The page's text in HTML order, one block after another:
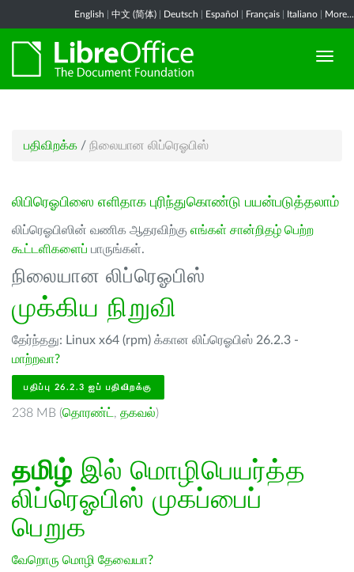
English 中文 (简体) Deutsch Español Français Italiano More...
பதிவிறக்க / நிலையான லிப்ரெஓபிஸ்
லிபிரெஓபிஸை எளிதாக புரிந்துகொண்டு பயன்படுத்தலாம்
லிப்ரெஓபிஸின் வணிக ஆதரவிற்கு எங்கள் சான்றிதழ் பெற்ற
கூட்டளிகளைப் பாருங்கள்.
நிலையான லிப்ரெஓபிஸ்
முக்கிய நிறுவி
தேர்ந்தது: Linux x64 (rpm) க்கான லிப்ரெஓபிஸ் 26.2.3 -
மாற்றவா?
பதிப்பு 26.2.3 ஐப் பதிவிறக்கு
238 MB (தொரண்ட் , தகவல்)
தமிழ் இல் மொழிபெயர்த்த
லிப்ரெஓபிஸ் முகப்பைப்
பெறுக
வேறொரு மொழி தேவையா?